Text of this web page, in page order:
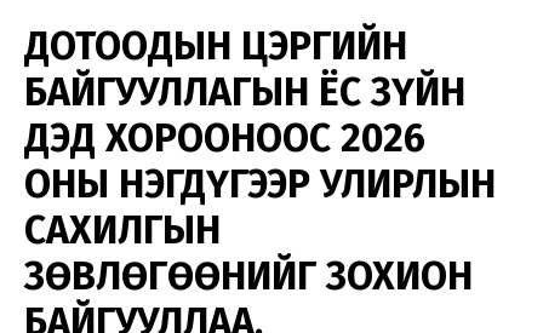
ДОТООДЫН ЦЭРГИЙН
БАЙГУУЛЛАГЫН ЁС ЗҮЙН
ДЭД ХОРООНООС 2026
ОНЫ НЭГДҮГЭЭР УЛИРЛЫН
САХИЛГЫН
ЗӨВЛӨГӨӨНИЙГ ЗОХИОН
БАЙГУУЛЛАА.